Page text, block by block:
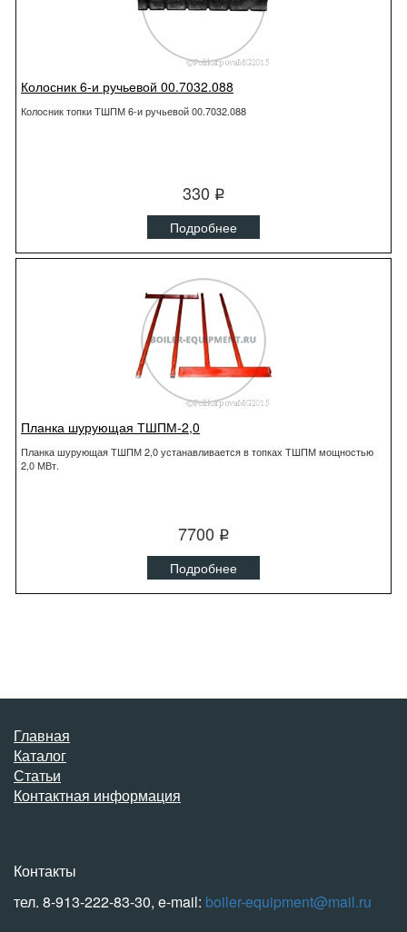
Колосник 6-и ручьевой 00.7032.088
Колосник топки ТШПМ 6-и ручьевой 00.7032.088
330 q
Подробнее
Планка шурующая ТШПМ-2,0
Планка шурующая ТШПМ 2,0 устанавливается в топках ТШПМ мощностью
2,0 МВт.
7700 q
Подробнее
Главная
Каталог
Статьи
Контактная информация
Контакты
тел. 8-913-222-83-30, e-mail: boiler-equipment@mail.ru